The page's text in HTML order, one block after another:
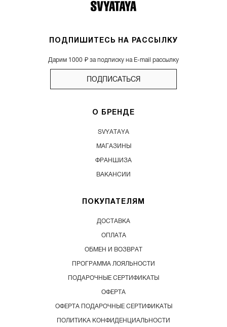
О БРЕНДЕ
SVYATAYA
МАГАЗИНЫ
ФРАНШИЗА
ВАКАНСИИ
ПОКУПАТЕЛЯМ
ДОСТАВКА
ОПЛАТА
ОБМЕН И ВОЗВРАТ
ПРОГРАММА ЛОЯЛЬНОСТИ
ПОДАРОЧНЫЕ СЕРТИФИКАТЫ
ОФЕРТА
ОФЕРТА ПОДАРОЧНЫЕ СЕРТИФИКАТЫ
ПОЛИТИКА КОНФИДЕНЦИАЛЬНОСТИ
ПОДПИШИТЕСЬ НА РАССЫЛКУ
Дарим 1000 ₽ за подписку на E-mail рассылку
ПОДПИСАТЬСЯ